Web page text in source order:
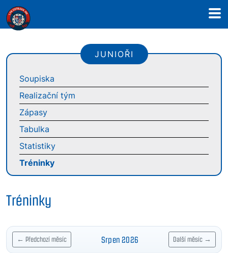
Tréninky
← Předchozí měsíc Srpen 2026 Další měsíc →
JUNIOŘI
Soupiska
Realizační tým
Zápasy
Tabulka
Statistiky
Tréninky